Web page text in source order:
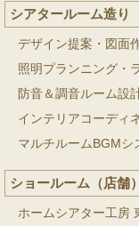
シアタールーム造り
デザイン提案・図面
照明プランニング・
防音＆調音ルーム設
インテリアコーディ
マルチルームBGMシ
ショールーム（店舗
ホームシアター工房